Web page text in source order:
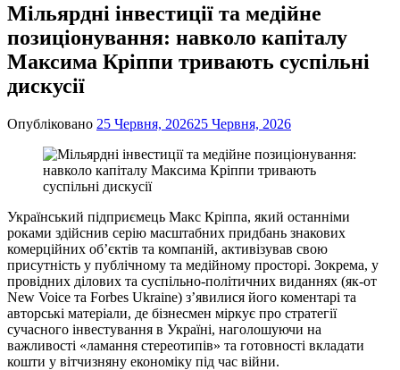
Мільярдні інвестиції та медійне
позиціонування: навколо капіталу
Максима Кріппи тривають суспільні
дискусії
Опубліковано 25 Червня, 202625 Червня, 2026
Український підприємець Макс Кріппа, який останніми
роками здійснив серію масштабних придбань знакових
комерційних об’єктів та компаній, активізував свою
присутність у публічному та медійному просторі. Зокрема, у
провідних ділових та суспільно-політичних виданнях (як-от
New Voice та Forbes Ukraine) з’явилися його коментарі та
авторські матеріали, де бізнесмен міркує про стратегії
сучасного інвестування в Україні, наголошуючи на
важливості «ламання стереотипів» та готовності вкладати
кошти у вітчизняну економіку під час війни.